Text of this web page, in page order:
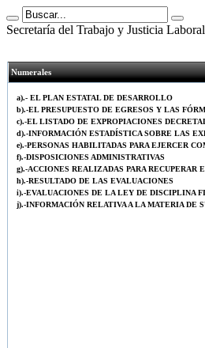
Secretaría del Trabajo y Justicia Laboral